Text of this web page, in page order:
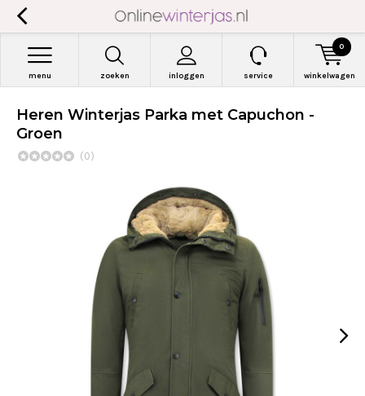
zoeken inloggen
menu service winkelwagen
0
Heren Winterjas Parka met Capuchon -
Groen
(0)